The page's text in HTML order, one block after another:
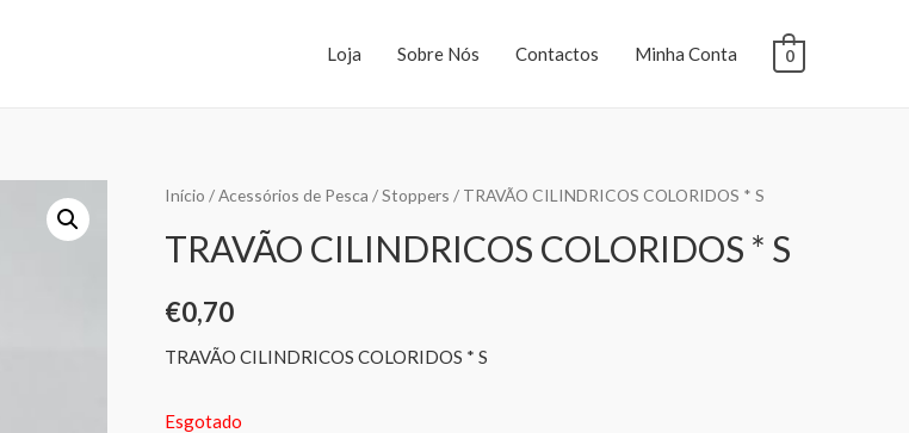
Loja Sobre Nós Contactos Minha Conta 0
Início /Acessórios de Pesca /Stoppers / TRAVÃO CILINDRICOS COLORIDOS * S
TRAVÃO CILINDRICOS COLORIDOS * S
€0,70
TRAVÃO CILINDRICOS COLORIDOS * S
Esgotado